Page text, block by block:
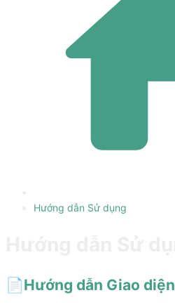
Hướng dẫn Sử dụng
📄️Hướng dẫn Giao diện